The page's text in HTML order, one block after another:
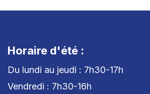
Horaire d'été :
Du lundi au jeudi : 7h30-17h
Vendredi : 7h30-16h